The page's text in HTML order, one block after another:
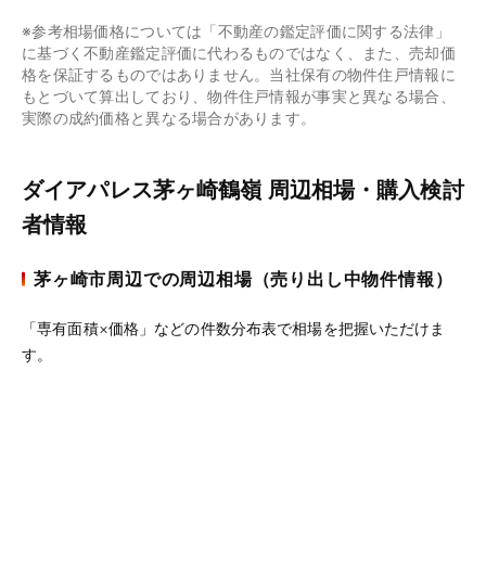
※参考相場価格については「不動産の鑑定評価に関する法律」
に基づく不動産鑑定評価に代わるものではなく、また、売却価
格を保証するものではありません。当社保有の物件住戸情報に
もとづいて算出しており、物件住戸情報が事実と異なる場合、
実際の成約価格と異なる場合があります。
ダイアパレス茅ヶ崎鶴嶺 周辺相場・購入検討
者情報
茅ヶ崎市周辺での周辺相場（売り出し中物件情報）
「専有面積×価格」などの件数分布表で相場を把握いただけま
す。